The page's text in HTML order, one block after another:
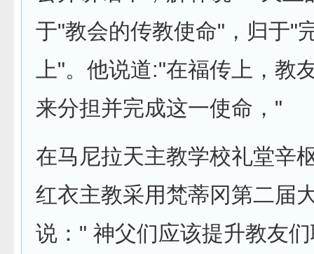
于"教会的传教使命"，归于"
上"。他说道:"在福传上，教
来分担并完成这一使命，"
在马尼拉天主教学校礼堂辛
红衣主教采用梵蒂冈第二届
说：" 神父们应该提升教友